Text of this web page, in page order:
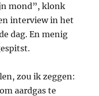
mond”, klonk
interview in het
dag. En menig
zou ik zeggen:
aardgas te